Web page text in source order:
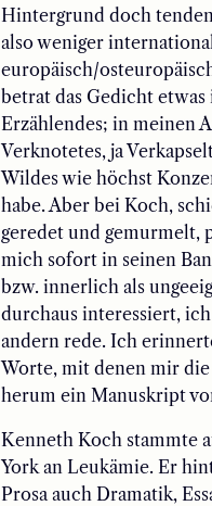
Hintergrund doch
also weniger
europäisch/
betrat das Gedicht etwas
Erzählendes; in meinen
Verknotetes, ja
Wildes wie höchst
habe. Aber bei Koch,
geredet und gemurmelt,
mich sofort in seinen
bzw. innerlich als
durchaus interessiert,
andern rede. Ich
Worte, mit denen mir die
herum ein Manuskript
Kenneth Koch stammte
York an Leukämie. Er
Prosa auch Dramatik,